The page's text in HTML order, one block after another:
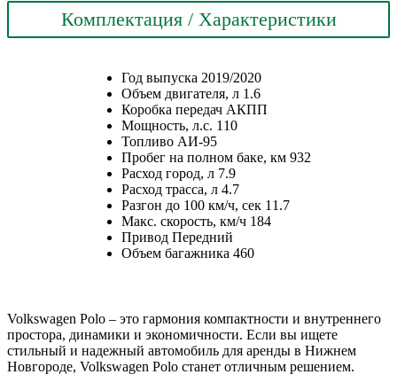
Комплектация / Характеристики
Год выпуска 2019/2020
Объем двигателя, л 1.6
Коробка передач АКПП
Мощность, л.с. 110
Топливо АИ-95
Пробег на полном баке, км 932
Расход город, л 7.9
Расход трасса, л 4.7
Разгон до 100 км/ч, сек 11.7
Макс. скорость, км/ч 184
Привод Передний
Объем багажника 460
Volkswagen Polo – это гармония компактности и внутреннего
простора, динамики и экономичности. Если вы ищете
стильный и надежный автомобиль для аренды в Нижнем
Новгороде, Volkswagen Polo станет отличным решением.